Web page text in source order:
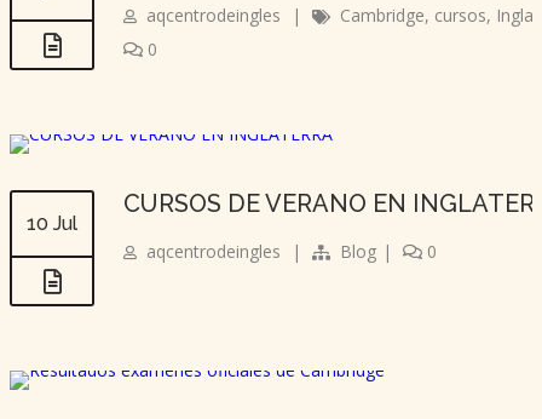
aqcentrodeingles | Cambridge, cursos,
0
10 Jul
CURSOS DE VERANO EN
aqcentrodeingles | Blog | 0